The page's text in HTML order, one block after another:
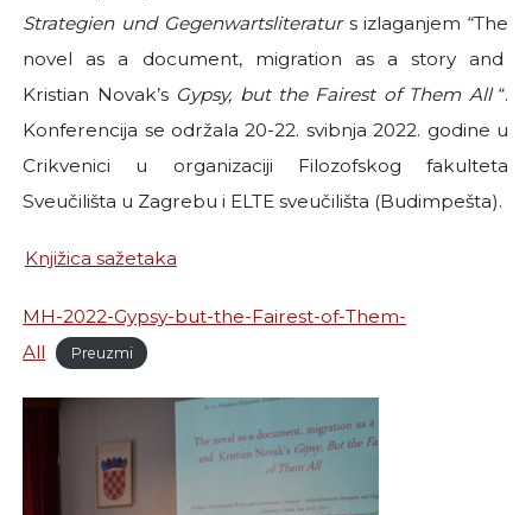
Strategien und Gegenwartsliteraturs izlaganjem “The
novel as a document, migration as a story and
Kristian Novak’s Gypsy, but the Fairest of Them All“.
Konferencija se održala 20-22. svibnja 2022. godine u
Crikvenici u organizaciji Filozofskog fakulteta
Sveučilišta u Zagrebu i ELTE sveučilišta (Budimpešta).
Knjižica sažetaka
MH-2022-Gypsy-but-the-Fairest-of-Them-
All
Preuzmi